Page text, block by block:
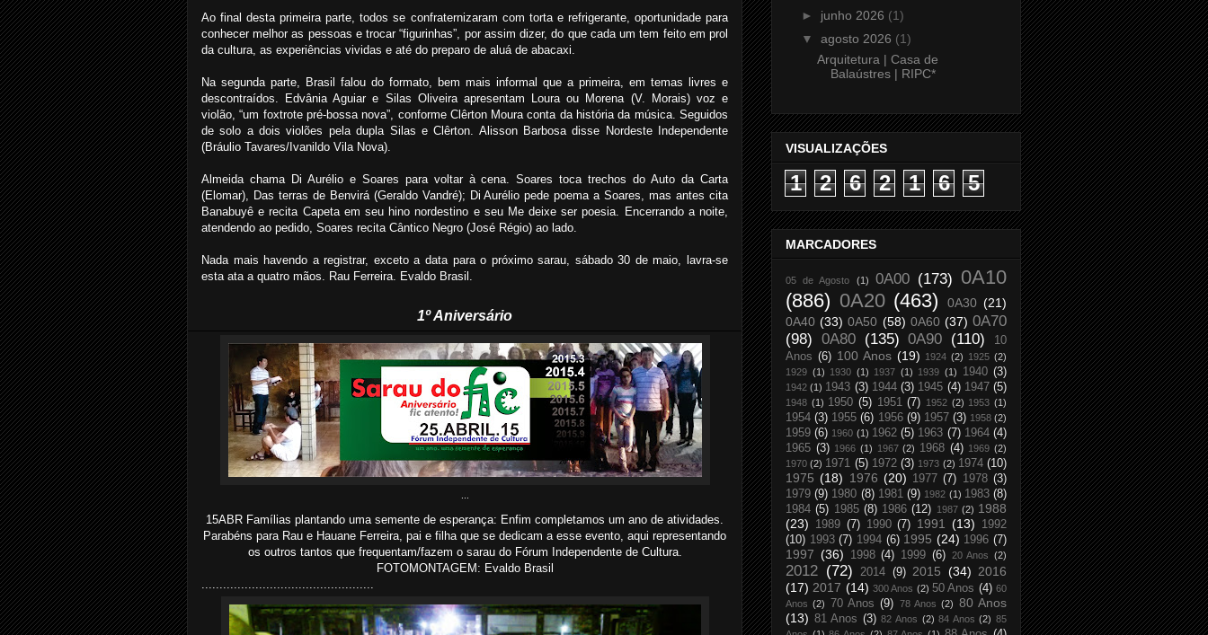
Ao final desta primeira parte, todos se confraternizaram com torta e refrigerante, oportunidade para
conhecer melhor as pessoas e trocar “figurinhas”, por assim dizer, do que cada um tem feito em prol
da cultura, as experiências vividas e até do preparo de aluá de abacaxi.
Na segunda parte, Brasil falou do formato, bem mais informal que a primeira, em temas livres e
descontraídos. Edvânia Aguiar e Silas Oliveira apresentam Loura ou Morena (V. Morais) voz e
violão, “um foxtrote pré-bossa nova”, conforme Clêrton Moura conta da história da música. Seguidos
de solo a dois violões pela dupla Silas e Clêrton. Alisson Barbosa disse Nordeste Independente
(Bráulio Tavares/Ivanildo Vila Nova).
Almeida chama Di Aurélio e Soares para voltar à cena. Soares toca trechos do Auto da Carta
(Elomar), Das terras de Benvirá (Geraldo Vandré); Di Aurélio pede poema a Soares, mas antes cita
Banabuyê e recita Capeta em seu hino nordestino e seu Me deixe ser poesia. Encerrando a noite,
atendendo ao pedido, Soares recita Cântico Negro (José Régio) ao lado.
Nada mais havendo a registrar, exceto a data para o próximo sarau, sábado 30 de maio, lavra-se
esta ata a quatro mãos. Rau Ferreira. Evaldo Brasil.
1º Aniversário
...
15ABR Famílias plantando uma semente de esperança: Enfim completamos um ano de atividades.
Parabéns para Rau e Hauane Ferreira, pai e filha que se dedicam a esse evento, aqui representando
os outros tantos que frequentam/fazem o sarau do Fórum Independente de Cultura.
FOTOMONTAGEM: Evaldo Brasil
► junho 2026 (1)
▼ agosto 2026 (1)
Arquitetura | Casa de
Balaústres | RIPC*
VISUALIZAÇÕES
1 2 6 2 1 6 5
MARCADORES
05 de Agosto (1) 0A00 (173) 0A10
(886) 0A20 (463) 0A30 (21)
0A40 (33) 0A50 (58) 0A60 (37) 0A70
(98) 0A80 (135) 0A90 (110)
10
Anos (6) 100 Anos (19) 1924 (2) 1925 (2)
1929 (1) 1930 (1) 1937 (1) 1939 (1) 1940 (3)
1942 (1) 1943 (3) 1944 (3) 1945 (4) 1947 (5)
1948 (1) 1950 (5) 1951 (7) 1952 (2) 1953 (1)
1954 (3) 1955 (6) 1956 (9) 1957 (3) 1958 (2)
1959 (6) 1960 (1) 1962 (5) 1963 (7) 1964 (4)
1965 (3) 1966 (1) 1967 (2) 1968 (4) 1969 (2)
1970 (2) 1971 (5) 1972 (3) 1973 (2) 1974 (10)
1975 (18) 1976 (20) 1977 (7) 1978 (3)
1979 (9) 1980 (8) 1981 (9) 1982 (1) 1983 (8)
1984 (5) 1985 (8) 1986 (12) 1987 (2) 1988
(23)
1989 (7) 1990 (7) 1991 (13)
1992
(10) 1993 (7) 1994 (6) 1995 (24) 1996 (7)
1997 (36) 1998 (4) 1999 (6) 20 Anos (2)
2012 (72) 2014 (9) 2015 (34) 2016
(17) 2017 (14) 300 Anos (2) 50 Anos (4) 60
Anos (2) 70 Anos (9) 78 Anos (2) 80 Anos
(13) 81 Anos (3) 82 Anos (2) 84 Anos (2) 85